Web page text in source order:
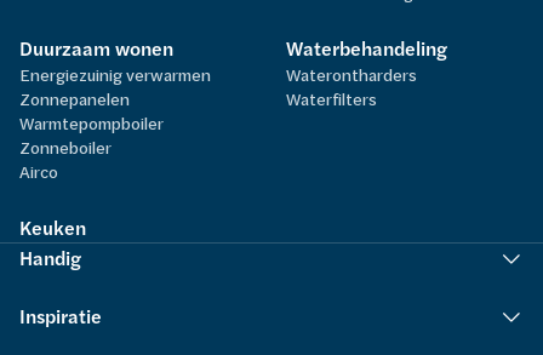
Duurzaam wonen
Energiezuinig verwarmen
Zonnepanelen
Warmtepompboiler
Zonneboiler
Airco
Waterbehandeling
Waterontharders
Waterfilters
Keuken
Handig
Inspiratie